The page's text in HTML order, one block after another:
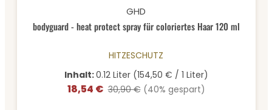
Durchschnittliche Bewertung von 0 von 5 Sternen
GHD
bodyguard - heat protect spray für coloriertes Haar 120 ml
HITZESCHUTZ
Inhalt:0.12 Liter (154,50 € / 1 Liter)
Verkaufspreis:
18,54 € Regulärer Preis:
30,90 € (40% gespart)